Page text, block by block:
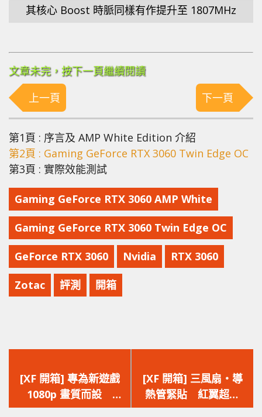
其核心 Boost 時脈同樣有作提升至 1807MHz
文章未完，按下一頁繼續閱讀
上一頁
下一頁
第1頁 : 序言及 AMP White Edition 介紹
第2頁 : Gaming GeForce RTX 3060 Twin Edge OC
第3頁 : 實際效能測試
Gaming GeForce RTX 3060 AMP White
Gaming GeForce RTX 3060 Twin Edge OC
GeForce RTX 3060 Nvidia RTX 3060
Zotac 評測 開箱
一
篇
文
[XF 開箱] 專為新遊戲
1080p 畫質而設
12GB 特大記憶體容量
一
篇
文
[XF 開箱] 三風扇‧導
熱管緊貼 紅翼超頻
版 INNO3D